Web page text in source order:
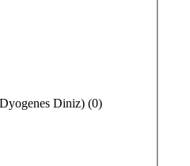
Diniz) (0)